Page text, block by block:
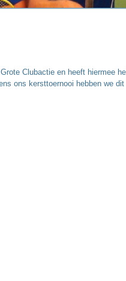
Clubactie en heeft hiermee
ons kersttoernooi hebben we dit